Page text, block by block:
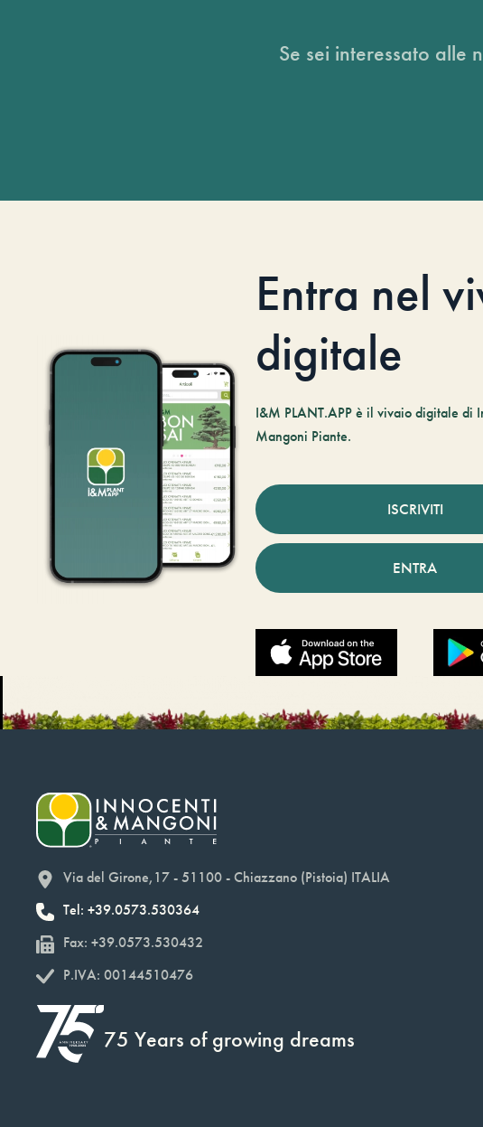
Se sei interessato alle
Entra nel
digitale
I&M PLANT.APP è il vivaio digitale di
Mangoni Piante.
ISCRIVITI
ENTRA
Via del Girone,17 - 51100 - Chiazzano (Pistoia) ITALIA
Tel: +39.0573.530364
Fax: +39.0573.530432
P.IVA: 00144510476
75 Years of growing dreams